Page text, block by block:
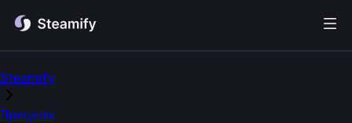
Steamify
Прицелы